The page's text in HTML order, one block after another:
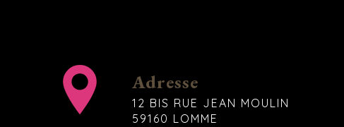
Adresse
12 BIS RUE JEAN MOULIN
59160 LOMME